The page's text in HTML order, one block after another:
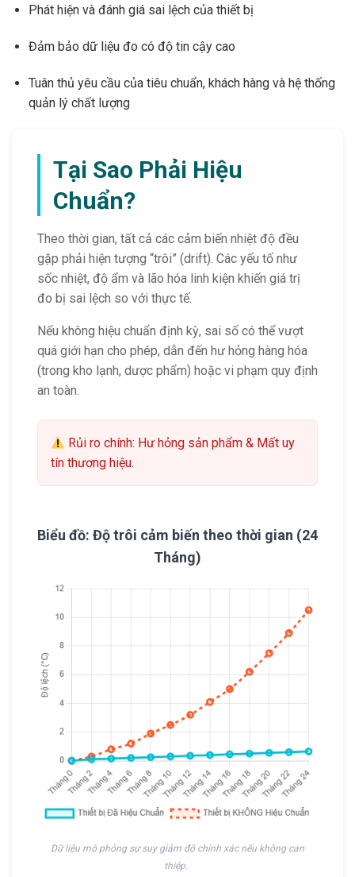
Phát hiện và đánh giá sai lệch của thiết bị
Đảm bảo dữ liệu đo có độ tin cậy cao
Tuân thủ yêu cầu của tiêu chuẩn, khách hàng và hệ thống
quản lý chất lượng
Tại Sao Phải Hiệu
Chuẩn?
Theo thời gian, tất cả các cảm biến nhiệt độ đều
gặp phải hiện tượng “trôi” (drift). Các yếu tố như
sốc nhiệt, độ ẩm và lão hóa linh kiện khiến giá trị
đo bị sai lệch so với thực tế.
Nếu không hiệu chuẩn định kỳ, sai số có thể vượt
quá giới hạn cho phép, dẫn đến hư hỏng hàng hóa
(trong kho lạnh, dược phẩm) hoặc vi phạm quy định
an toàn.
Rủi ro chính: Hư hỏng sản phẩm & Mất uy
tín thương hiệu.
Biểu đồ: Độ trôi cảm biến theo thời gian (24
Tháng)
Dữ liệu mô phỏng sự suy giảm độ chính xác nếu không can
thiệp.